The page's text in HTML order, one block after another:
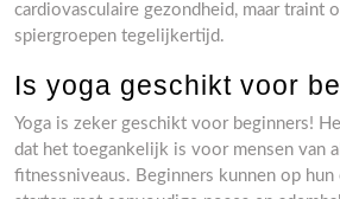
cardiovasculaire gezondheid, maar traint
spiergroepen tegelijkertijd.
Is yoga geschikt voor
Yoga is zeker geschikt voor beginners!
dat het toegankelijk is voor mensen van
fitnessniveaus. Beginners kunnen op